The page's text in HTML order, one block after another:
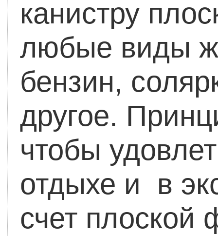
канистру
любые виды
бензин,
другое.
чтобы
отдыхе и в
счет плоской